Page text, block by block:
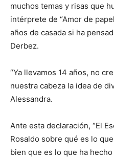
muchos temas y risas que
intérprete de “Amor de
años de casada si ha
Derbez.
“Ya llevamos 14 años, no
nuestra cabeza la idea de
Alessandra.
Ante esta declaración, “El
Rosaldo sobre qué es lo
bien que es lo que ha